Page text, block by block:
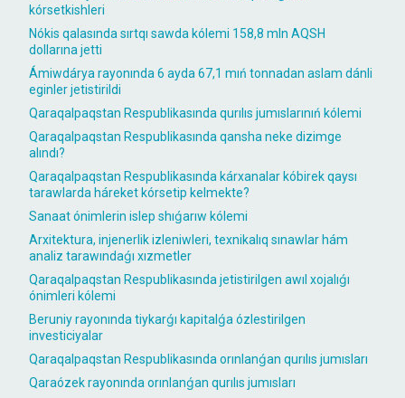
kórsetkishleri
Nókis qalasında sırtqı sawda kólemi 158,8 mln AQSH
dollarına jetti
Ámiwdárya rayonında 6 ayda 67,1 mıń tonnadan aslam dánli
eginler jetistirildi
Qaraqalpaqstan Respublikasında qurılıs jumıslarınıń kólemi
Qaraqalpaqstan Respublikasında qansha neke dizimge
alındı?
Qaraqalpaqstan Respublikasında kárxanalar kóbirek qaysı
tarawlarda háreket kórsetip kelmekte?
Sanaat ónimlerin islep shıǵarıw kólemi
Arxitektura, injenerlik izleniwleri, texnikalıq sınawlar hám
analiz tarawındaǵı xızmetler
Qaraqalpaqstan Respublikasında jetistirilgen awıl xojalıǵı
ónimleri kólemi
Beruniy rayonında tiykarǵı kapitalǵa ózlestirilgen
investiciyalar
Qaraqalpaqstan Respublikasında orınlanǵan qurılıs jumısları
Qaraózek rayonında orınlanǵan qurılıs jumısları